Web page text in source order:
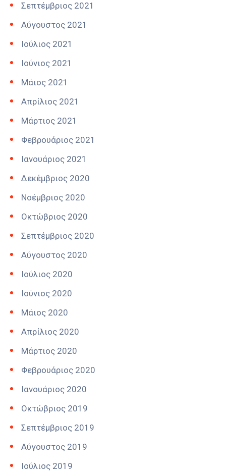
Σεπτέμβριος 2021
Αύγουστος 2021
Ιούλιος 2021
Ιούνιος 2021
Μάιος 2021
Απρίλιος 2021
Μάρτιος 2021
Φεβρουάριος 2021
Ιανουάριος 2021
Δεκέμβριος 2020
Νοέμβριος 2020
Οκτώβριος 2020
Σεπτέμβριος 2020
Αύγουστος 2020
Ιούλιος 2020
Ιούνιος 2020
Μάιος 2020
Απρίλιος 2020
Μάρτιος 2020
Φεβρουάριος 2020
Ιανουάριος 2020
Οκτώβριος 2019
Σεπτέμβριος 2019
Αύγουστος 2019
Ιούλιος 2019